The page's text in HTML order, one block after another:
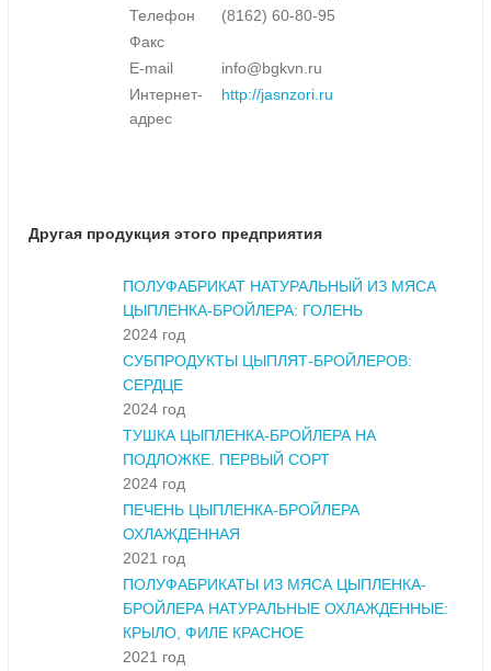
Телефон
(8162) 60-80-95
Факс
E-mail
info@bgkvn.ru
Интернет-
адрес
http://jasnzori.ru
Другая продукция этого предприятия
ПОЛУФАБРИКАТ НАТУРАЛЬНЫЙ ИЗ МЯСА
ЦЫПЛЕНКА-БРОЙЛЕРА: ГОЛЕНЬ
2024 год
СУБПРОДУКТЫ ЦЫПЛЯТ-БРОЙЛЕРОВ:
СЕРДЦЕ
2024 год
ТУШКА ЦЫПЛЕНКА-БРОЙЛЕРА НА
ПОДЛОЖКЕ. ПЕРВЫЙ СОРТ
2024 год
ПЕЧЕНЬ ЦЫПЛЕНКА-БРОЙЛЕРА
ОХЛАЖДЕННАЯ
2021 год
ПОЛУФАБРИКАТЫ ИЗ МЯСА ЦЫПЛЕНКА-
БРОЙЛЕРА НАТУРАЛЬНЫЕ ОХЛАЖДЕННЫЕ:
КРЫЛО, ФИЛЕ КРАСНОЕ
2021 год